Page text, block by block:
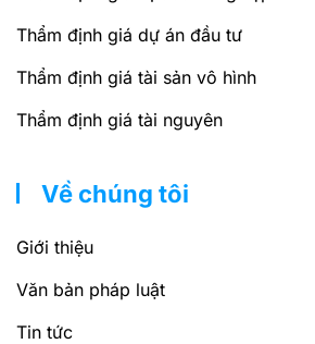
Thẩm định giá dự án đầu tư
Thẩm định giá tài sản vô hình
Thẩm định giá tài nguyên
Về chúng tôi
Giới thiệu
Văn bản pháp luật
Tin tức